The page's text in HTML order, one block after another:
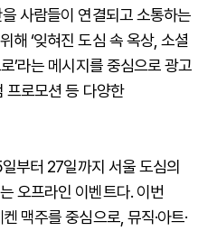
사람들이 연결되고 소통하는
해 ‘잊혀진 도심 속 옥상, 소셜
’라는 메시지를 중심으로 광고
프로모션 등 다양한
부터 27일까지 서울 도심의
오프라인 이벤트다. 이번
맥주를 중심으로, 뮤직·아트·